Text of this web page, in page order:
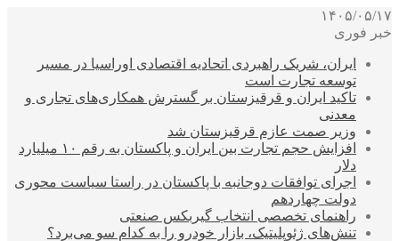
۱۴۰۵/۰۵/۱۷
خبر فوری
ایران، شریک راهبردی اتحادیه اقتصادی اوراسیا در مسیر
توسعه تجارت است
تاکید ایران و قرقیزستان بر گسترش همکاری‌های تجاری و
معدنی
وزیر صمت عازم قرقیزستان شد
افزایش حجم تجارت بین ایران و پاکستان به رقم ۱۰ میلیارد
دلار
اجرای توافقات دوجانبه با پاکستان در راستا سیاست محوری
دولت چهاردهم
راهنمای تخصصی انتخاب گیربکس صنعتی
تنش‌های ژئوپلیتیک، بازار خودرو را به کدام سو می‌برد؟